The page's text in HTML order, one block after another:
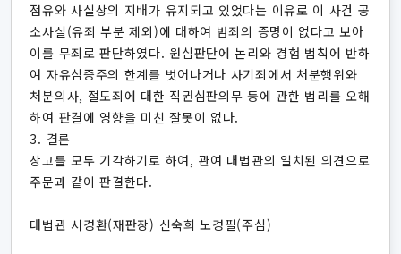
점유와 사실상의 지배가 유지되고 있었다는 이유로 이 사건 공
소사실(유죄 부분 제외)에 대하여 범죄의 증명이 없다고 보아
이를 무죄로 판단하였다. 원심판단에 논리와 경험 법칙에 반하
여 자유심증주의 한계를 벗어나거나 사기죄에서 처분행위와
처분의사, 절도죄에 대한 직권심판의무 등에 관한 법리를 오해
하여 판결에 영향을 미친 잘못이 없다.
3. 결론
상고를 모두 기각하기로 하여, 관여 대법관의 일치된 의견으로
주문과 같이 판결한다.
대법관 서경환(재판장) 신숙희 노경필(주심)